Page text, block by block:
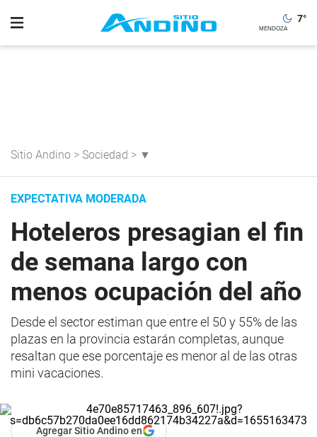
7°
Sitio Andino > Sociedad > ▼
EXPECTATIVA MODERADA
Hoteleros presagian el fin
de semana largo con
menos ocupación del año
Desde el sector estiman que entre el 50 y 55% de las
plazas en la provincia estarán completas, aunque
resaltan que ese porcentaje es menor al de las otras
mini vacaciones.
Agregar Sitio Andino en